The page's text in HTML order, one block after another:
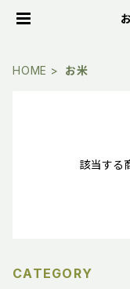
HOME お米
該当する
CATEGORY